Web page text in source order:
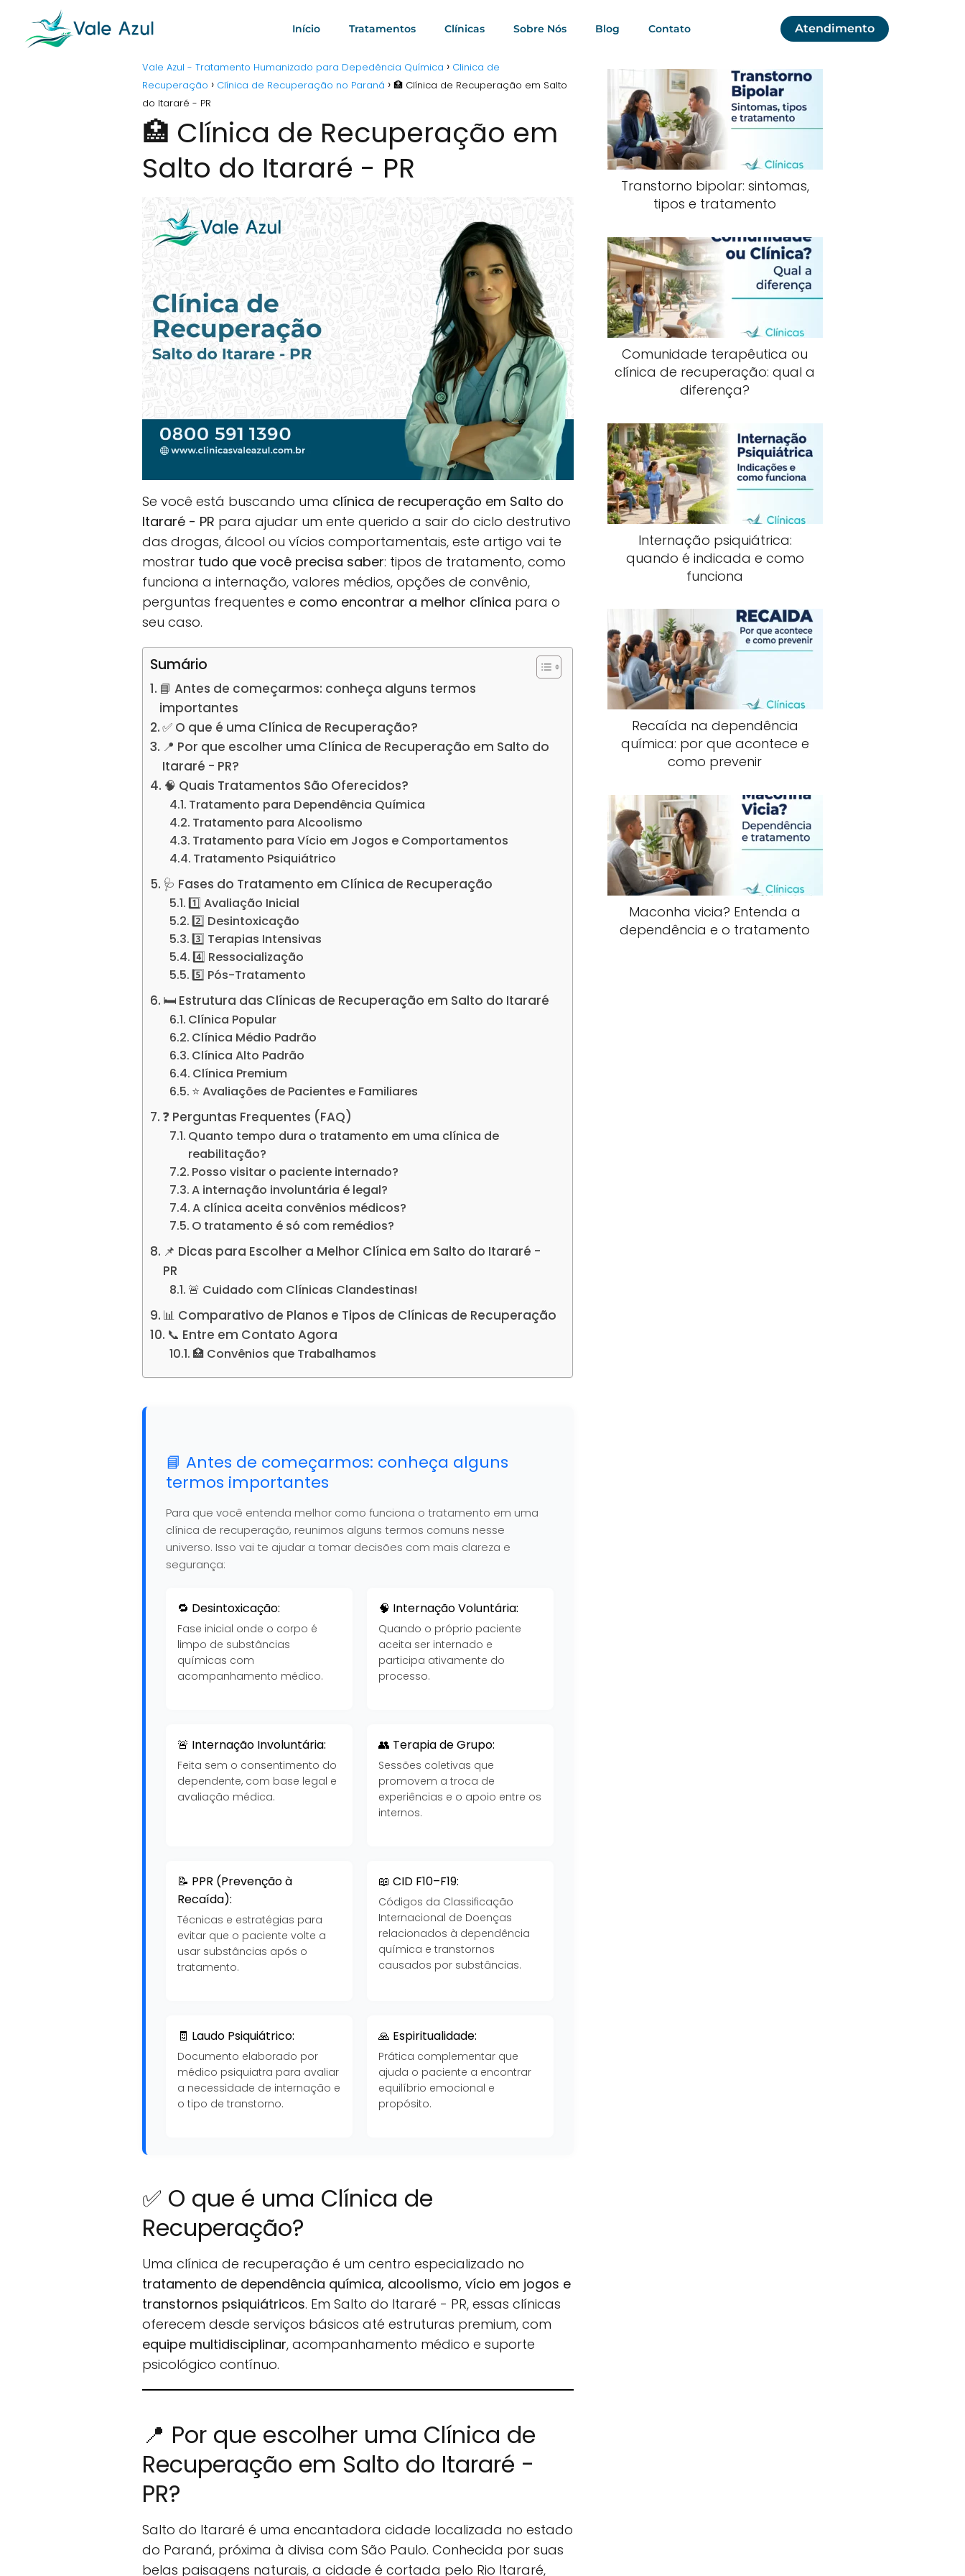
Início Tratamentos Clínicas Sobre Nós Blog Contato Atendimento
Vale Azul - Tratamento Humanizado para Depedência Química
Clinica de
Recuperação
Clínica de Recuperação no Paraná
🏥 Clínica de Recuperação em Salto
do Itararé - PR
🏥 Clínica de Recuperação em
Salto do Itararé - PR
Se você está buscando uma clínica de recuperação em Salto do
Itararé - PR para ajudar um ente querido a sair do ciclo destrutivo
das drogas, álcool ou vícios comportamentais, este artigo vai te
mostrar tudo que você precisa saber: tipos de tratamento, como
funciona a internação, valores médios, opções de convênio,
perguntas frequentes e como encontrar a melhor clínica para o
seu caso.
Sumário
📘 Antes de começarmos: conheça alguns termos
importantes
✅ O que é uma Clínica de Recuperação?
📍 Por que escolher uma Clínica de Recuperação em Salto do
Itararé - PR?
🧠 Quais Tratamentos São Oferecidos?
Tratamento para Dependência Química
Tratamento para Alcoolismo
Tratamento para Vício em Jogos e Comportamentos
Tratamento Psiquiátrico
🩺 Fases do Tratamento em Clínica de Recuperação
1️⃣ Avaliação Inicial
2️⃣ Desintoxicação
3️⃣ Terapias Intensivas
4️⃣ Ressocialização
5️⃣ Pós-Tratamento
🛏️ Estrutura das Clínicas de Recuperação em Salto do Itararé
Clínica Popular
Clínica Médio Padrão
Clínica Alto Padrão
Clínica Premium
⭐ Avaliações de Pacientes e Familiares
❓ Perguntas Frequentes (FAQ)
Quanto tempo dura o tratamento em uma clínica de
reabilitação?
Posso visitar o paciente internado?
A internação involuntária é legal?
A clínica aceita convênios médicos?
O tratamento é só com remédios?
📌 Dicas para Escolher a Melhor Clínica em Salto do Itararé -
PR
🚨 Cuidado com Clínicas Clandestinas!
📊 Comparativo de Planos e Tipos de Clínicas de Recuperação
📞 Entre em Contato Agora
🏥 Convênios que Trabalhamos
📘 Antes de começarmos: conheça alguns
termos importantes
Para que você entenda melhor como funciona o tratamento em uma
clínica de recuperação, reunimos alguns termos comuns nesse
universo. Isso vai te ajudar a tomar decisões com mais clareza e
segurança:
🔁 Desintoxicação:
Fase inicial onde o corpo é
limpo de substâncias
químicas com
acompanhamento médico.
🧠 Internação Voluntária:
Quando o próprio paciente
aceita ser internado e
participa ativamente do
processo.
🚨 Internação Involuntária:
Feita sem o consentimento do
dependente, com base legal e
avaliação médica.
👥 Terapia de Grupo:
Sessões coletivas que
promovem a troca de
experiências e o apoio entre os
internos.
📝 PPR (Prevenção à
Recaída):
Técnicas e estratégias para
evitar que o paciente volte a
usar substâncias após o
tratamento.
📖 CID F10–F19:
Códigos da Classificação
Internacional de Doenças
relacionados à dependência
química e transtornos
causados por substâncias.
🧾 Laudo Psiquiátrico:
Documento elaborado por
médico psiquiatra para avaliar
a necessidade de internação e
o tipo de transtorno.
🙏 Espiritualidade:
Prática complementar que
ajuda o paciente a encontrar
equilíbrio emocional e
propósito.
✅ O que é uma Clínica de
Recuperação?
Uma clínica de recuperação é um centro especializado no
tratamento de dependência química, alcoolismo, vício em jogos e
transtornos psiquiátricos. Em Salto do Itararé - PR, essas clínicas
oferecem desde serviços básicos até estruturas premium, com
equipe multidisciplinar, acompanhamento médico e suporte
psicológico contínuo.
📍 Por que escolher uma Clínica de
Recuperação em Salto do Itararé -
PR?
Salto do Itararé é uma encantadora cidade localizada no estado
do Paraná, próxima à divisa com São Paulo. Conhecida por suas
belas paisagens naturais, a cidade é cortada pelo Rio Itararé,
Transtorno bipolar: sintomas,
tipos e tratamento
Comunidade terapêutica ou
clínica de recuperação: qual a
diferença?
Internação psiquiátrica:
quando é indicada e como
funciona
Recaída na dependência
química: por que acontece e
como prevenir
Maconha vicia? Entenda a
dependência e o tratamento